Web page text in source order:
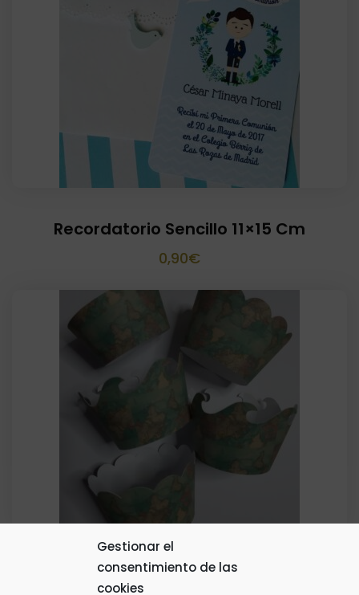
Gestionar el
consentimiento de las
cookies
Recordatorio Sencillo 11×15 Cm
0,90€
Cápsula Cupcake Artesanal